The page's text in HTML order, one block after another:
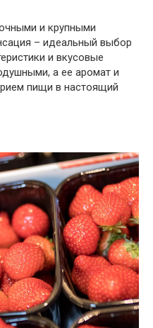
и крупными
– идеальный выбор
и вкусовые
а ее аромат и
пищи в настоящий